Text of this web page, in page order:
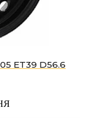
ET39 D56.6